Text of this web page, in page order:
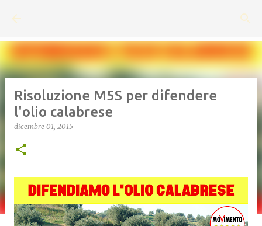
Risoluzione M5S per difendere
l'olio calabrese
dicembre 01, 2015